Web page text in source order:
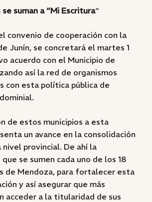
suman a “Mi Escritura“
convenio de cooperación con la
Junín, se concretará el martes 1
acuerdo con el Municipio de
así la red de organismos
con esta política pública de
de estos municipios a esta
un avance en la consolidación
nivel provincial. De ahí la
se sumen cada uno de los 18
de Mendoza, para fortalecer esta
y así asegurar que más
acceder a la titularidad de sus